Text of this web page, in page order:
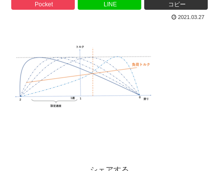
Pocket LINE コピー
2021.03.27